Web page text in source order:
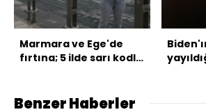
Marmara ve Ege'de
fırtına; 5 ilde sarı kodlu
Benzer Haberler